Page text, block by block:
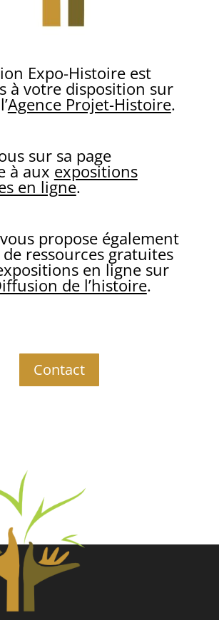
Expo-Histoire est
à votre disposition sur
Agence Projet-Histoire.
sur sa page
à aux expositions
en ligne.
vous propose également
ressources gratuites
en ligne sur
de l’histoire.
Contact